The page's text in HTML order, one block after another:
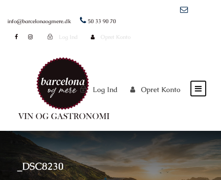
info@barcelonaogmere.dk 50 33 90 70
Log Ind Opret Konto
Log Ind Opret Konto
_DSC8230